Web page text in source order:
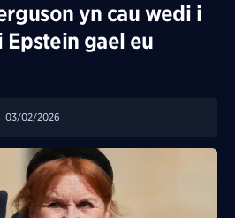
yn cau wedi i
gael eu
03/02/2026